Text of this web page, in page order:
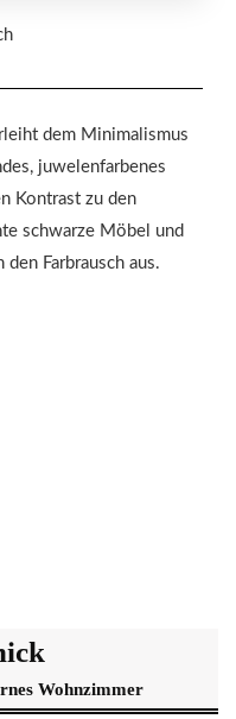
dem Minimalismus
juwelenfarbenes
Kontrast zu den
schwarze Möbel und
Farbrausch aus.
Wohnzimmer